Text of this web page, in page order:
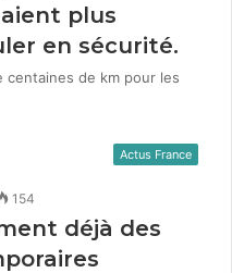
plus
en sécurité.
de km pour les
Actus France
154
déjà des